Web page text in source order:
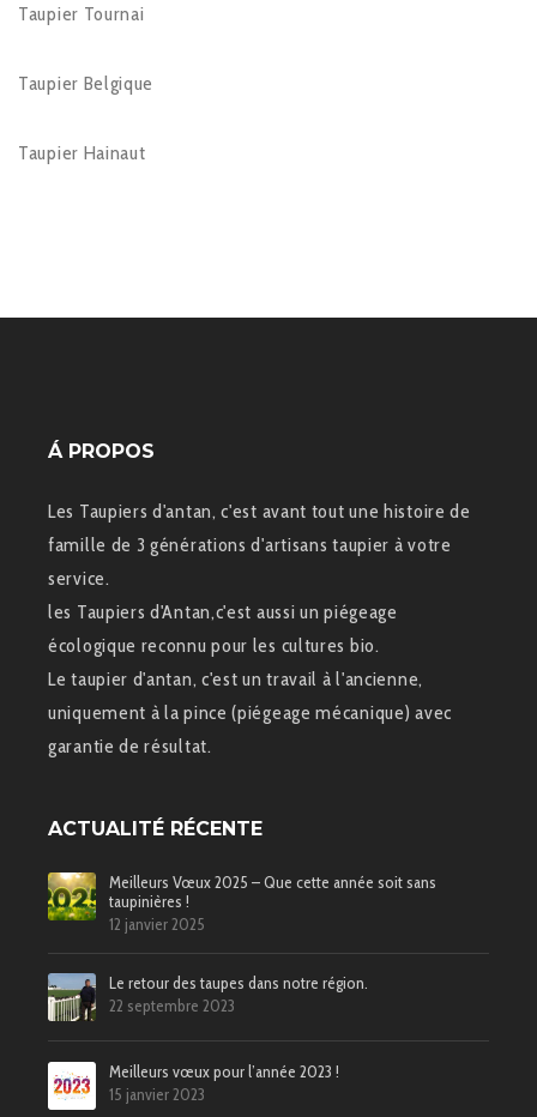
Taupier Tournai
Taupier Belgique
Taupier Hainaut
Á PROPOS
Les Taupiers d'antan, c'est avant tout une histoire de
famille de 3 générations d'artisans taupier à votre
service.
les Taupiers d'Antan,c'est aussi un piégeage
écologique reconnu pour les cultures bio.
Le taupier d'antan, c'est un travail à l'ancienne,
uniquement à la pince (piégeage mécanique) avec
garantie de résultat.
ACTUALITÉ RÉCENTE
Meilleurs Vœux 2025 – Que cette année soit sans
taupinières !
12 janvier 2025
Le retour des taupes dans notre région.
22 septembre 2023
Meilleurs vœux pour l’année 2023 !
15 janvier 2023